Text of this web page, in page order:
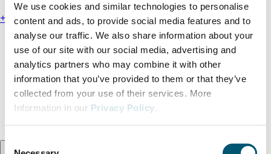
We use cookies and similar technologies to personalise
content and ads, to provide social media features and to
analyse our traffic. We also share information about your
use of our site with our social media, advertising and
analytics partners who may combine it with other
information that you’ve provided to them or that they’ve
collected from your use of their services. More
Information in our Privacy Policy.
C
+49 211 13000-0
Anfahrt
Impressum
Datenschutzhinweise
Hinweisgeberschutzgesetz
Erklärung zur Barrierefreiheit